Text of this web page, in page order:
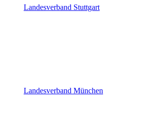
Landesverband Stuttgart
Landesverband München